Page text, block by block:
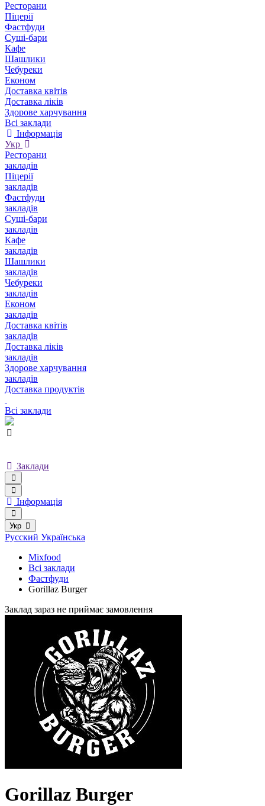
Ресторани
Піцерії
Фастфуди
Суші-бари
Кафе
Шашлики
Чебуреки
Економ
Доставка квітів
Доставка ліків
Здорове харчування
Всі заклади
Інформація
Укр
Ресторани
закладів
Піцерії
закладів
Фастфуди
закладів
Суші-бари
закладів
Кафе
закладів
Шашлики
закладів
Чебуреки
закладів
Економ
закладів
Доставка квітів
закладів
Доставка ліків
закладів
Здорове харчування
закладів
Доставка продуктів
Всі заклади
Заклади
Інформація
Укр
Русский Українська
Mixfood
Всі заклади
Фастфуди
Gorillaz Burger
Заклад зараз не приймає замовлення
Gorillaz Burger